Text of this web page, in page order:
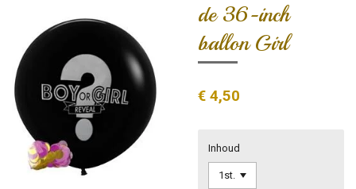
de 36-inch
ballon Girl
€ 4,50
Inhoud